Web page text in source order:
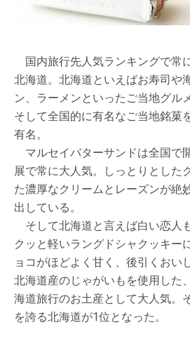
国内旅行先人気ランキングで常
北海道。北海道といえばお寿司や
ン、ラーメンといったご当地グル
そして全国的に有名なご当地銘菓
有名。
マルセイバターサンドは全国で
展で常に大人気。しっとりとした
た濃厚なクリームとレーズンが絶
出している。
そして北海道と言えば白い恋人
クッと軽いラングドシャクッキー
ョコがほどよく甘く、後引くおい
北海道産のじゃがいもを使用した
海道旅行のお土産として大人気。
を誇る北海道が1位となった。